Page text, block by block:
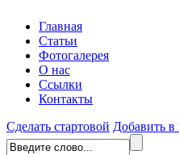
Главная
Статьи
Фотогалерея
О нас
Ссылки
Контакты
Сделать стартовой Добавить в